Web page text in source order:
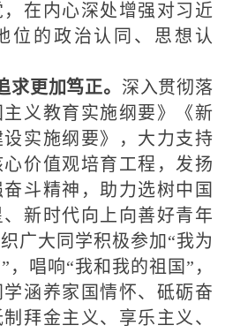
在内心深处增强对习近
位的政治认同、思想认
更加笃正。 深入贯彻落
义教育实施纲要》《新
实施纲要》，大力支持
价值观培育工程，发扬
斗精神，助力选树中国
新时代向上向善好青年
广大同学积极参加“我为
唱响“我和我的祖国”，
涵养家国情怀、砥砺奋
拜金主义、享乐主义、